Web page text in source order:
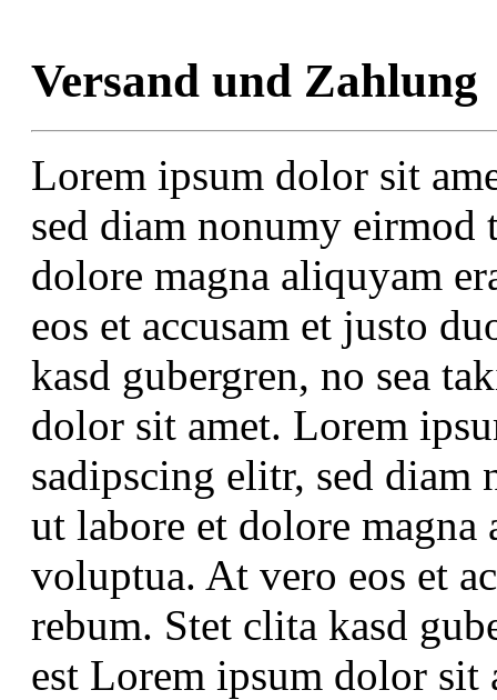
Versand und Zahlung
Lorem ipsum dolor sit
sed diam nonumy
dolore magna aliquyam
eos et accusam et justo
kasd gubergren, no sea
dolor sit amet. Lorem
sadipscing elitr, sed
ut labore et dolore magna
voluptua. At vero eos et
rebum. Stet clita kasd
est Lorem ipsum dolor sit